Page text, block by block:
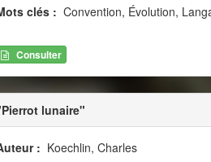
clés : Convention, Évolution,
Consulter
lunaire"
: Koechlin, Charles